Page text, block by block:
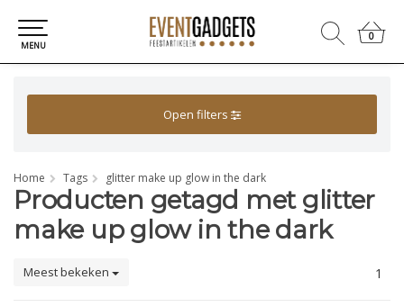
0
0
MENU
Open filters
Home Tags glitter make up glow in the dark
Producten getagd met glitter
make up glow in the dark
Meest bekeken 1